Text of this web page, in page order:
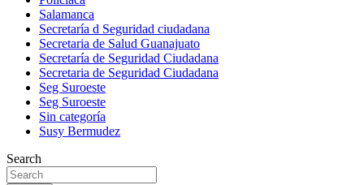
Salamanca
Secretaría d Seguridad ciudadana
Secretaria de Salud Guanajuato
Secretaría de Seguridad Ciudadana
Secretaria de Seguridad Ciudadana
Seg Suroeste
Seg Suroeste
Sin categoría
Susy Bermudez
Search